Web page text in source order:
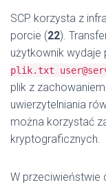
SCP korzysta z
porcie (22).
użytkownik wydaje
plik.txt
plik z
uwierzytelniania
można korzystać
kryptograficznych.
W przeciwieństwie